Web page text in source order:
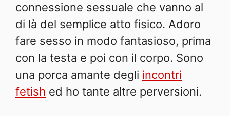
connessione sessuale che vanno al
di là del semplice atto fisico. Adoro
fare sesso in modo fantasioso, prima
con la testa e poi con il corpo. Sono
una porca amante degli incontri
fetish ed ho tante altre perversioni.